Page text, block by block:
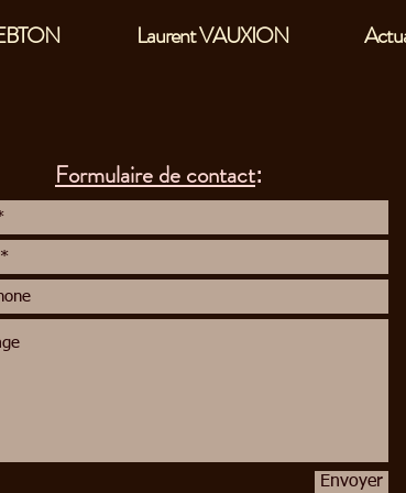
Laurent VAUXION
Formulaire de contact:
Envoyer